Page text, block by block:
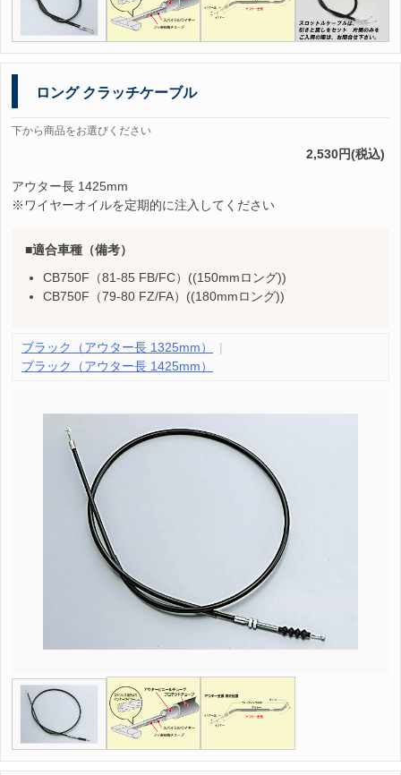
ロング クラッチケーブル
下から商品をお選びください
2,530円(税込)
アウター長 1425mm
※ワイヤーオイルを定期的に注入してください
適合車種（備考）
CB750F（81-85 FB/FC）((150mmロング))
CB750F（79-80 FZ/FA）((180mmロング))
ブラック（アウター長 1325mm）
ブラック（アウター長 1425mm）